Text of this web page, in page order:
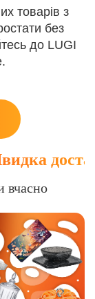
товарів з
без
до LUGI
вчасно